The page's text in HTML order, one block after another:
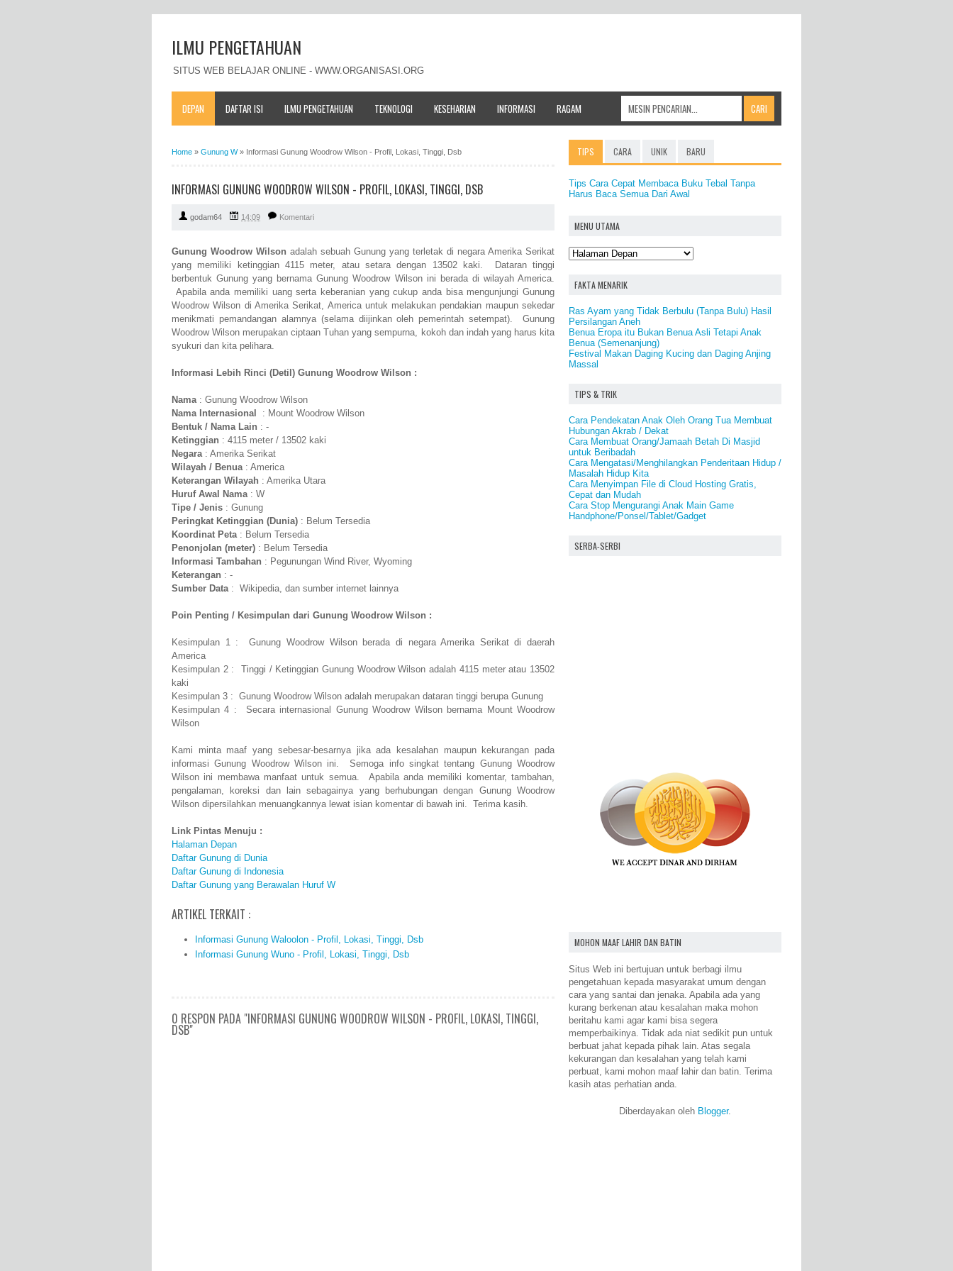
ILMU PENGETAHUAN
SITUS WEB BELAJAR ONLINE - WWW.ORGANISASI.ORG
DEPAN DAFTAR ISI ILMU PENGETAHUAN TEKNOLOGI KESEHARIAN INFORMASI RAGAM
Home » Gunung W» Informasi Gunung Woodrow Wilson - Profil, Lokasi, Tinggi, Dsb
INFORMASI GUNUNG WOODROW WILSON - PROFIL, LOKASI, TINGGI, DSB
godam64 14:09 Komentari
Gunung Woodrow Wilson adalah sebuah Gunung yang terletak di negara Amerika Serikat
yang memiliki ketinggian 4115 meter, atau setara dengan 13502 kaki. Dataran tinggi
berbentuk Gunung yang bernama Gunung Woodrow Wilson ini berada di wilayah America.
Apabila anda memiliki uang serta keberanian yang cukup anda bisa mengunjungi Gunung
Woodrow Wilson di Amerika Serikat, America untuk melakukan pendakian maupun sekedar
menikmati pemandangan alamnya (selama diijinkan oleh pemerintah setempat). Gunung
Woodrow Wilson merupakan ciptaan Tuhan yang sempurna, kokoh dan indah yang harus kita
syukuri dan kita pelihara.
Informasi Lebih Rinci (Detil) Gunung Woodrow Wilson :
Nama: Gunung Woodrow Wilson
Nama Internasional
: Mount Woodrow Wilson
Bentuk / Nama Lain : -
Ketinggian : 4115 meter / 13502 kaki
Negara: Amerika Serikat
Wilayah / Benua: America
Keterangan Wilayah : Amerika Utara
Huruf Awal Nama: W
Tipe / Jenis : Gunung
Peringkat Ketinggian (Dunia) : Belum Tersedia
Koordinat Peta: Belum Tersedia
Penonjolan (meter) : Belum Tersedia
Informasi Tambahan : Pegunungan Wind River, Wyoming
Keterangan : -
Sumber Data: Wikipedia, dan sumber internet lainnya
Poin Penting / Kesimpulan dari Gunung Woodrow Wilson :
Kesimpulan 1 : Gunung Woodrow Wilson berada di negara Amerika Serikat di daerah
America
Kesimpulan 2 : Tinggi / Ketinggian Gunung Woodrow Wilson adalah 4115 meter atau 13502
kaki
Kesimpulan 3 : Gunung Woodrow Wilson adalah merupakan dataran tinggi berupa Gunung
Kesimpulan 4 : Secara internasional Gunung Woodrow Wilson bernama Mount Woodrow
Wilson
Kami minta maaf yang sebesar-besarnya jika ada kesalahan maupun kekurangan pada
informasi Gunung Woodrow Wilson ini. Semoga info singkat tentang Gunung Woodrow
Wilson ini membawa manfaat untuk semua. Apabila anda memiliki komentar, tambahan,
pengalaman, koreksi dan lain sebagainya yang berhubungan dengan Gunung Woodrow
Wilson dipersilahkan menuangkannya lewat isian komentar di bawah ini. Terima kasih.
Link Pintas Menuju :
Halaman Depan
Daftar Gunung di Dunia
Daftar Gunung di Indonesia
Daftar Gunung yang Berawalan Huruf W
ARTIKEL TERKAIT :
Informasi Gunung Waloolon - Profil, Lokasi, Tinggi, Dsb
Informasi Gunung Wuno - Profil, Lokasi, Tinggi, Dsb
0 RESPON PADA "INFORMASI GUNUNG WOODROW WILSON - PROFIL, LOKASI, TINGGI,
DSB"
TIPS CARA UNIK BARU
Tips Cara Cepat Membaca Buku Tebal Tanpa
Harus Baca Semua Dari Awal
MENU UTAMA
FAKTA MENARIK
Ras Ayam yang Tidak Berbulu (Tanpa Bulu) Hasil
Persilangan Aneh
Benua Eropa itu Bukan Benua Asli Tetapi Anak
Benua (Semenanjung)
Festival Makan Daging Kucing dan Daging Anjing
Massal
TIPS & TRIK
Cara Pendekatan Anak Oleh Orang Tua Membuat
Hubungan Akrab / Dekat
Cara Membuat Orang/Jamaah Betah Di Masjid
untuk Beribadah
Cara Mengatasi/Menghilangkan Penderitaan Hidup /
Masalah Hidup Kita
Cara Menyimpan File di Cloud Hosting Gratis,
Cepat dan Mudah
Cara Stop Mengurangi Anak Main Game
Handphone/Ponsel/Tablet/Gadget
SERBA-SERBI
MOHON MAAF LAHIR DAN BATIN
Situs Web ini bertujuan untuk berbagi ilmu
pengetahuan kepada masyarakat umum dengan
cara yang santai dan jenaka. Apabila ada yang
kurang berkenan atau kesalahan maka mohon
beritahu kami agar kami bisa segera
memperbaikinya. Tidak ada niat sedikit pun untuk
berbuat jahat kepada pihak lain. Atas segala
kekurangan dan kesalahan yang telah kami
perbuat, kami mohon maaf lahir dan batin. Terima
kasih atas perhatian anda.
Diberdayakan oleh Blogger.